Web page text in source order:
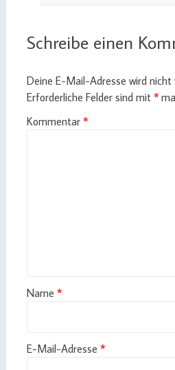
Schreibe einen
Deine E-Mail-Adresse wird
Erforderliche Felder sind mit *
Kommentar *
Name *
E-Mail-Adresse *